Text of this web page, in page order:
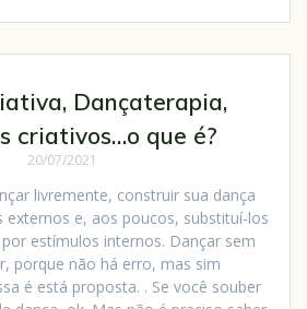
Dançaterapia,
criativos…o que é?
20/07/2021
livremente, construir sua dança
externos e, aos poucos, substituí-los
estímulos internos. Dançar sem
porque não há erro, mas sim
é está proposta. . Se você souber